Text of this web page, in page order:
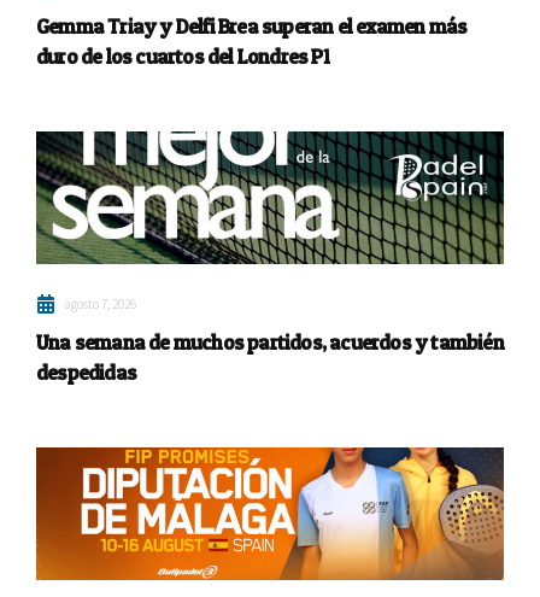
Gemma Triay y Delfi Brea superan el examen más
duro de los cuartos del Londres P1
agosto 7, 2026
Una semana de muchos partidos, acuerdos y también
despedidas